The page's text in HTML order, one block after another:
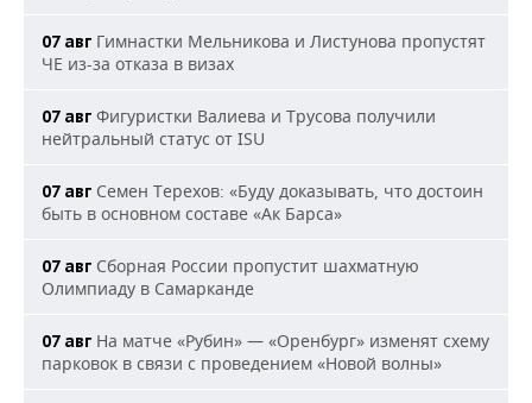
07 авг Гимнастки Мельникова и Листунова пропустят
ЧЕ из-за отказа в визах
07 авг Фигуристки Валиева и Трусова получили
нейтральный статус от ISU
07 авг Семен Терехов: «Буду доказывать, что достоин
быть в основном составе «Ак Барса»
07 авг Сборная России пропустит шахматную
Олимпиаду в Самарканде
07 авг На матче «Рубин» — «Оренбург» изменят схему
парковок в связи с проведением «Новой волны»